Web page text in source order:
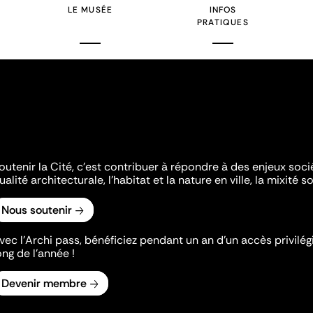
LE MUSÉE
INFOS
PRATIQUES
la Cité, c'est contribuer à répondre à des enjeux
architecturale, l'habitat et la nature en ville, la mixité
Nous soutenir
l’Archi pass, bénéficiez pendant un an d’un accès
de l’année !
Devenir membre